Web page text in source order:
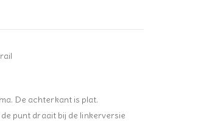
De achterkant is plat.
punt draait bij de linkerversie